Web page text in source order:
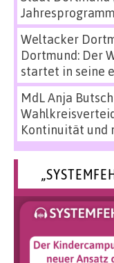
Weltacker
Dortmund: Der
startet in seine
MdL Anja
Kontinuität und